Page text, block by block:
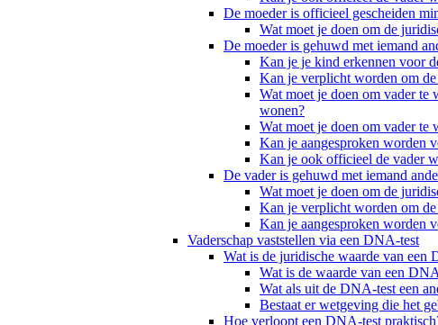
De moeder is officieel gescheiden
Wat moet je doen om de
De moeder is gehuwd met iemand
Kan je je kind erkennen voor
Kan je verplicht worden om
Wat moet je doen om vader te
wonen?
Wat moet je doen om vader te
Kan je aangesproken worden
Kan je ook officieel de vader
De vader is gehuwd met iemand
Wat moet je doen om de
Kan je verplicht worden om de
Kan je aangesproken worden
Vaderschap vaststellen via een DNA-test
Wat is de juridische waarde van een
Wat is de waarde van een
Wat als uit de DNA-test een
Bestaat er wetgeving die het
Hoe verloopt een DNA-test